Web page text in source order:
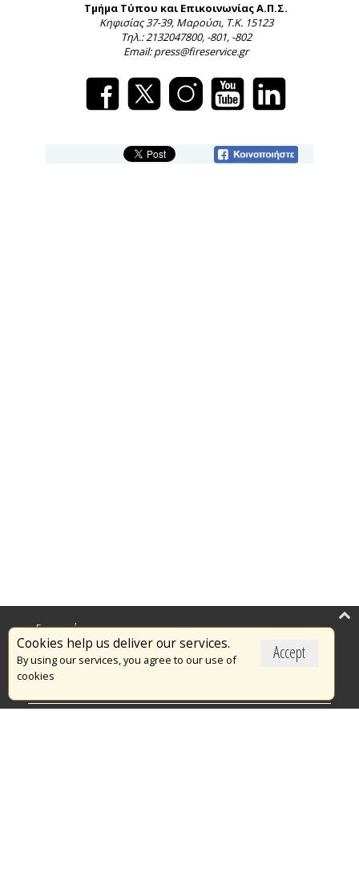
Τμήμα Τύπου και Επικοινωνίας Α.Π.Σ.
Κηφισίας 37-39, Μαρούσι, Τ.Κ. 15123
Τηλ.: 2132047800, -801, -802
Email: press@fireservice.gr
Accept
Cookies help us deliver our services.
By using our services, you agree to our use of
cookies
Επικαιρότητα
Το Πυροσβεστικό Σώμα